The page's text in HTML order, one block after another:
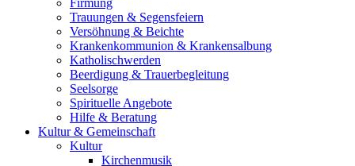
Firmung
Trauungen & Segensfeiern
Versöhnung & Beichte
Krankenkommunion & Krankensalbung
Katholischwerden
Beerdigung & Trauerbegleitung
Seelsorge
Spirituelle Angebote
Hilfe & Beratung
Kultur & Gemeinschaft
Kultur
Kirchenmusik